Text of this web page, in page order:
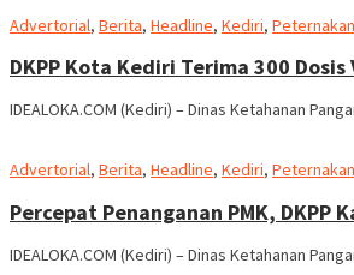
Advertorial, Berita, Headline, Kediri, Peternakan
DKPP Kota Kediri Terima 300
IDEALOKA.COM (Kediri) – Dinas Ketahanan
Advertorial, Berita, Headline, Kediri, Peternakan
Percepat Penanganan PMK,
IDEALOKA.COM (Kediri) – Dinas Ketahanan